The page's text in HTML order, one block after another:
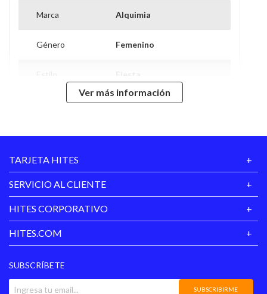
Marca Alquimia
Género Femenino
Tipo de Taco 8
Forro Textil
Suela
Material Principal Sintético
Ver más información
TARJETA HITES
SERVICIO AL CLIENTE
HITES CORPORATIVO
HITES.COM
SUBSCRÍBETE
SUBSCRIBIRME